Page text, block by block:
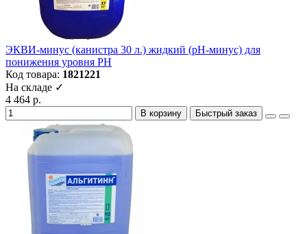
ЭКВИ-минус (канистра 30 л.) жидкий (рН-минус) для
понижения уровня РН
Код товара: 1821221
На складе ✓
4 464 р.
В корзину Быстрый заказ